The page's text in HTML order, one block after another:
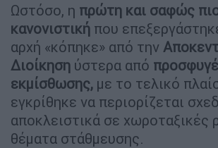
Ωστόσο, η πρώτη και σαφώς
κανονιστική που
αρχή «κόπηκε» από την
Διοίκηση ύστερα από
εκμίσθωσης, με το τελικό
εγκρίθηκε να περιορίζεται
αποκλειστικά σε χωροταξικές
θέματα στάθμευσης.